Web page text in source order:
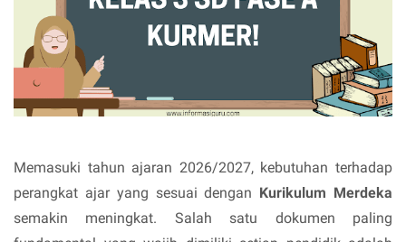
Memasuki tahun ajaran 2026/2027, kebutuhan terhadap
perangkat ajar yang sesuai dengan Kurikulum Merdeka
semakin meningkat. Salah satu dokumen paling